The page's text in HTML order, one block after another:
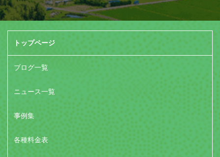
トップページ
ブログ一覧
ニュース一覧
事例集
各種料金表